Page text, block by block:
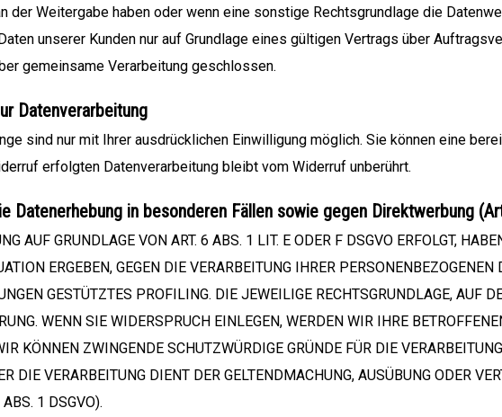
der Weitergabe haben oder wenn eine sonstige Rechtsgrundlage die
unserer Kunden nur auf Grundlage eines gültigen Vertrags über
gemeinsame Verarbeitung geschlossen.
Datenverarbeitung
sind nur mit Ihrer ausdrücklichen Einwilligung möglich. Sie können eine
erfolgten Datenverarbeitung bleibt vom Widerruf unberührt.
Datenerhebung in besonderen Fällen sowie gegen Direktwerbung
AUF GRUNDLAGE VON ART. 6 ABS. 1 LIT. E ODER F DSGVO ERFOLGT,
ERGEBEN, GEGEN DIE VERARBEITUNG IHRER
GESTÜTZTES PROFILING. DIE JEWEILIGE RECHTSGRUNDLAGE, AUF
WENN SIE WIDERSPRUCH EINLEGEN, WERDEN WIR IHRE
KÖNNEN ZWINGENDE SCHUTZWÜRDIGE GRÜNDE FÜR DIE
DIE VERARBEITUNG DIENT DER GELTENDMACHUNG, AUSÜBUNG ODER
1 DSGVO).